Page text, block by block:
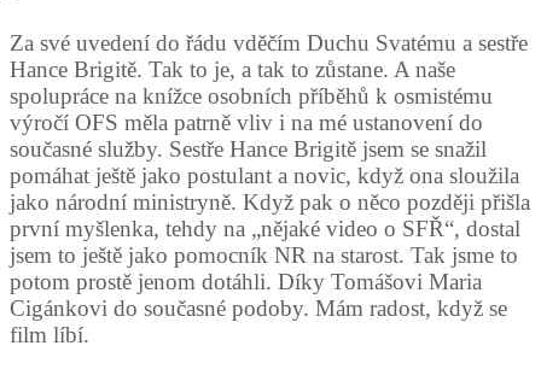
Za své uvedení do řádu vděčím Duchu Svatému a sestře
Hance Brigitě. Tak to je, a tak to zůstane. A naše
spolupráce na knížce osobních příběhů k osmistému
výročí OFS měla patrně vliv i na mé ustanovení do
současné služby. Sestře Hance Brigitě jsem se snažil
pomáhat ještě jako postulant a novic, když ona sloužila
jako národní ministryně. Když pak o něco později přišla
první myšlenka, tehdy na „nějaké video o SFŘ“, dostal
jsem to ještě jako pomocník NR na starost. Tak jsme to
potom prostě jenom dotáhli. Díky Tomášovi Maria
Cigánkovi do současné podoby. Mám radost, když se
film líbí.